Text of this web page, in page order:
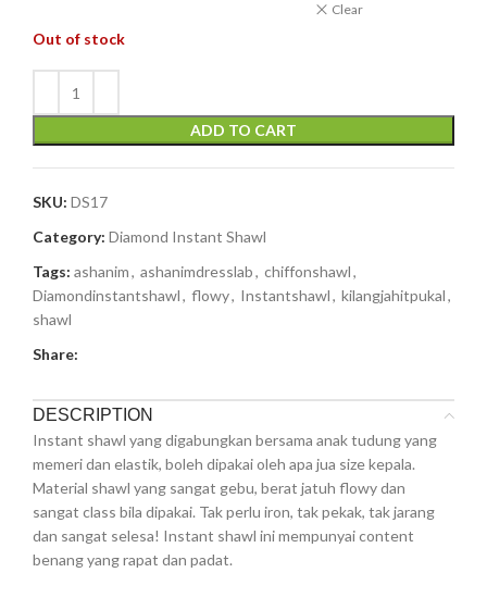
Clear
Out of stock
ADD TO CART
SKU: DS17
Category: Diamond Instant Shawl
Tags: ashanim, ashanimdresslab, chiffonshawl,
Diamondinstantshawl, flowy, Instantshawl, kilangjahitpukal,
shawl
Share:
DESCRIPTION
Instant shawl yang digabungkan bersama anak tudung yang
memeri dan elastik, boleh dipakai oleh apa jua size kepala.
Material shawl yang sangat gebu, berat jatuh flowy dan
sangat class bila dipakai. Tak perlu iron, tak pekak, tak jarang
dan sangat selesa! Instant shawl ini mempunyai content
benang yang rapat dan padat.